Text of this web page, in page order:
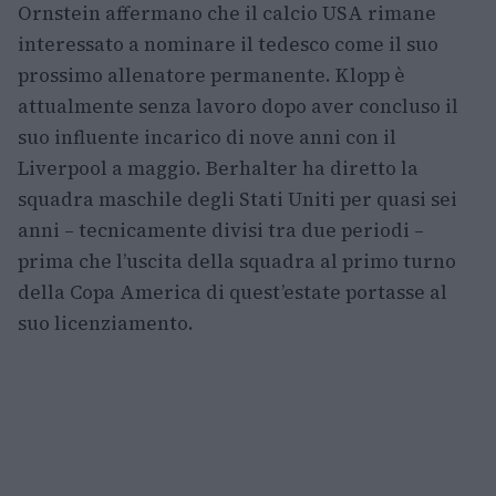
Ornstein affermano che il calcio USA rimane
interessato a nominare il tedesco come il suo
prossimo allenatore permanente. Klopp è
attualmente senza lavoro dopo aver concluso il
suo influente incarico di nove anni con il
Liverpool a maggio. Berhalter ha diretto la
squadra maschile degli Stati Uniti per quasi sei
anni – tecnicamente divisi tra due periodi –
prima che l’uscita della squadra al primo turno
della Copa America di quest’estate portasse al
suo licenziamento.